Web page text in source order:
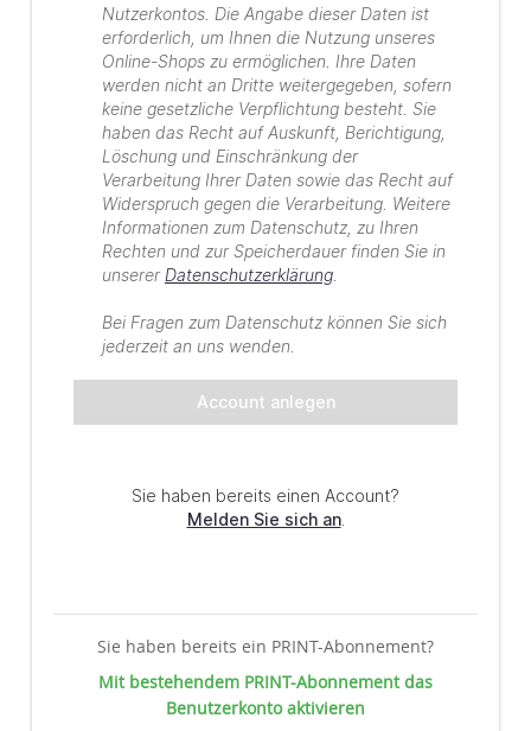
Sie haben bereits ein PRINT-Abonnement?
Mit bestehendem PRINT-Abonnement das
Benutzerkonto aktivieren